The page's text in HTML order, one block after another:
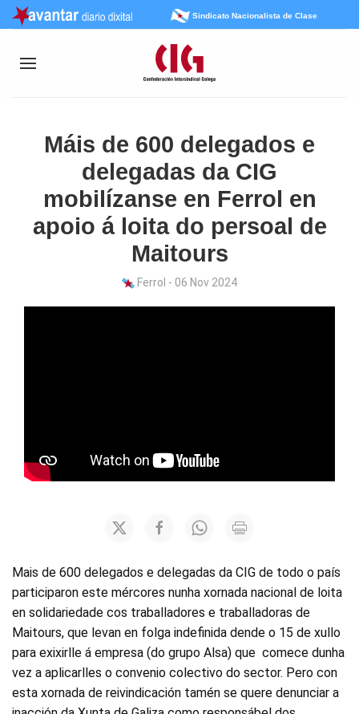
Sindicato Nacionalista de Clase
Máis de 600 delegados e
delegadas da CIG
mobilízanse en Ferrol en
apoio á loita do persoal de
Maitours
Ferrol - 06 Nov 2024
Mais de 600 delegados e delegadas da CIG de todo o país
participaron este mércores nunha xornada nacional de loita
en solidariedade cos traballadores e traballadoras de
Maitours, que levan en folga indefinida dende o 15 de xullo
para exixirlle á empresa (do grupo Alsa) que comece dunha
vez a aplicarlles o convenio colectivo do sector. Pero con
esta xornada de reivindicación tamén se quere denunciar a